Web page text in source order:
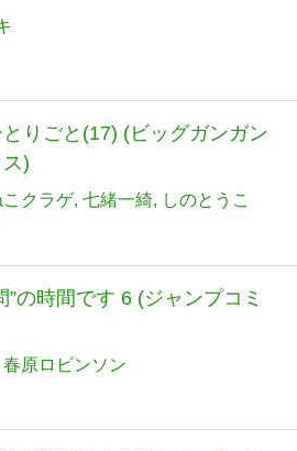
りごと(17) (ビッグガンガン
)
こクラゲ 七緒一綺 しのとうこ
”の時間です 6 (ジャンプコミ
春原ロビンソン